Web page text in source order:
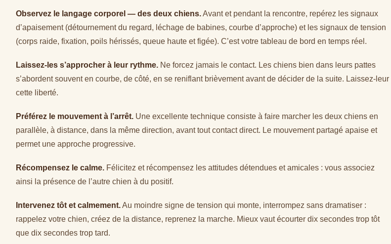
Observez le langage corporel — des deux chiens.Avant et pendant la rencontre, repérez les signaux
d’apaisement (détournement du regard, léchage de babines, courbe d’approche) et les signaux de tension
(corps raide, fixation, poils hérissés, queue haute et figée). C’est votre tableau de bord en temps réel.
Laissez-les s’approcher à leur rythme. Ne forcez jamais le contact. Les chiens bien dans leurs pattes
s’abordent souvent en courbe, de côté, en se reniflant brièvement avant de décider de la suite. Laissez-leur
cette liberté.
Préférez le mouvement à l’arrêt. Une excellente technique consiste à faire marcher les deux chiens en
parallèle, à distance, dans la même direction, avant tout contact direct. Le mouvement partagé apaise et
permet une approche progressive.
Récompensez le calme. Félicitez et récompensez les attitudes détendues et amicales : vous associez
ainsi la présence de l’autre chien à du positif.
Intervenez tôt et calmement.Au moindre signe de tension qui monte, interrompez sans dramatiser :
rappelez votre chien, créez de la distance, reprenez la marche. Mieux vaut écourter dix secondes trop tôt
que dix secondes trop tard.